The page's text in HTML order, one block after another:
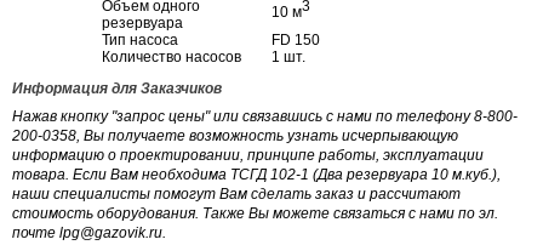
Объем одного
резервуара
10 м3
Тип насоса
FD 150
Количество насосов
1 шт.
Информация для Заказчиков
Нажав кнопку "запрос цены" или связавшись с нами по телефону 8-800-
200-0358, Вы получаете возможность узнать исчерпывающую
информацию о проектировании, принципе работы, эксплуатации
товара. Если Вам необходима ТСГД 102-1 (Два резервуара 10 м.куб.),
наши специалисты помогут Вам сделать заказ и рассчитают
стоимость оборудования. Также Вы можете связаться с нами по эл.
почте lpg@gazovik.ru.